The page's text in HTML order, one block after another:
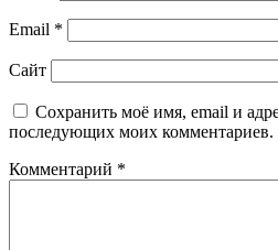
Email *
Сайт
Сохранить моё имя, email и
последующих моих комментариев.
Комментарий *